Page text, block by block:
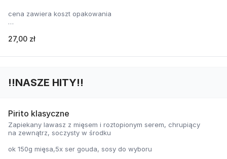
cena zawiera koszt opakowania
27,00 zł
‼️NASZE HITY‼️
Pirito klasyczne
Zapiekany lawasz z mięsem i roztopionym serem, chrupiący
na zewnątrz, soczysty w środku
ok 150g mięsa,5x ser gouda, sosy do wyboru